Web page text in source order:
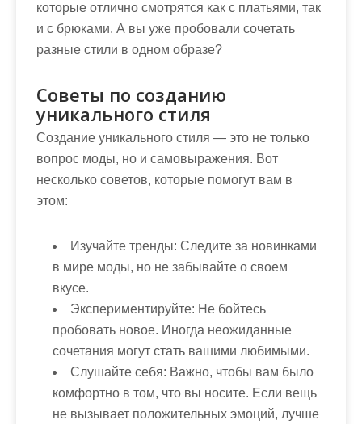
которые отлично смотрятся как с платьями, так
и с брюками. А вы уже пробовали сочетать
разные стили в одном образе?
Советы по созданию
уникального стиля
Создание уникального стиля — это не только
вопрос моды, но и самовыражения. Вот
несколько советов, которые помогут вам в
этом:
Изучайте тренды: Следите за новинками
в мире моды, но не забывайте о своем
вкусе.
Экспериментируйте: Не бойтесь
пробовать новое. Иногда неожиданные
сочетания могут стать вашими любимыми.
Слушайте себя: Важно, чтобы вам было
комфортно в том, что вы носите. Если вещь
не вызывает положительных эмоций, лучше